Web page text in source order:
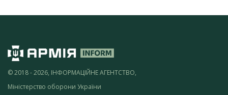
© 2018 - 2026, ІНФОРМАЦІЙНЕ АГЕНТСТВО,
Міністерство оборони України